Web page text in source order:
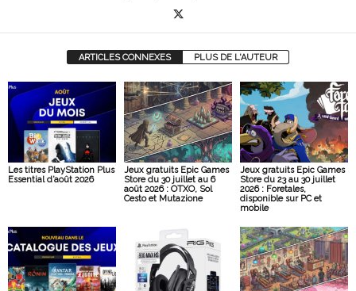
ARTICLES CONNEXES PLUS DE L'AUTEUR
Les titres PlayStation Plus
Essential d’août 2026
Jeux gratuits Epic Games
Store du 30 juillet au 6
août 2026 : OTXO, Sol
Cesto et Mutazione
Jeux gratuits Epic Games
Store du 23 au 30 juillet
2026 : Foretales,
disponible sur PC et
mobile